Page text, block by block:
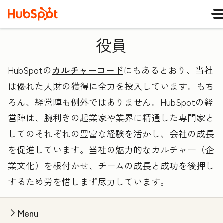
役員
HubSpotのカルチャーコードにもあるとおり、当社
は優れた人財の獲得に全力を投入しています。もち
ろん、経営陣も例外ではありません。HubSpotの経
営陣は、腕利きの起業家や業界に精通した専門家と
してのそれぞれの豊富な経験を活かし、会社の成長
を促進しています。当社の魅力的なカルチャー（企
業文化）を根付かせ、チームの成長と成功を後押し
するため労を惜しまず尽力しています。
Menu